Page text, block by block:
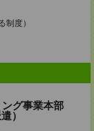
制度）
ング事業本部
）